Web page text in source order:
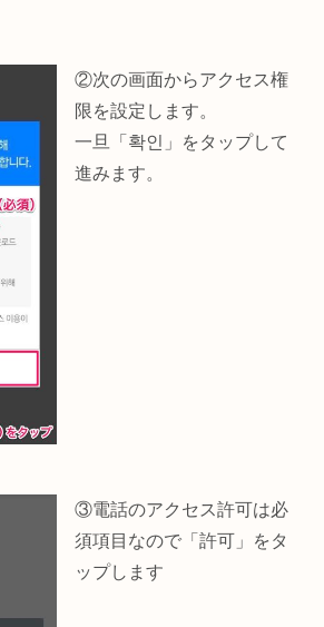
②次の画面からアクセス権
限を設定します。
一旦「확인」をタップして
進みます。
③電話のアクセス許可は必
須項目なので「許可」をタ
ップします